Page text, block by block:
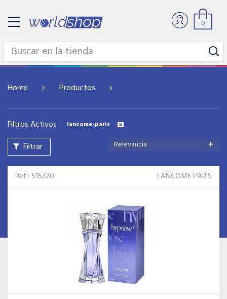
0
Home Productos
Filtros Activos lancome-paris
Filtrar Relevancia
Ref.: 515320 LANCOME PARIS